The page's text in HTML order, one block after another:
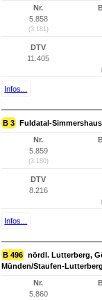
Nr.
5.858
(3.181)
DTV
11.405
Infos...
B 3 Fuldatal-
Nr.
5.859
(3.180)
DTV
8.216
Infos...
B 496 nördl. Lutterberg,
Münden/Staufen-
Nr.
5.860